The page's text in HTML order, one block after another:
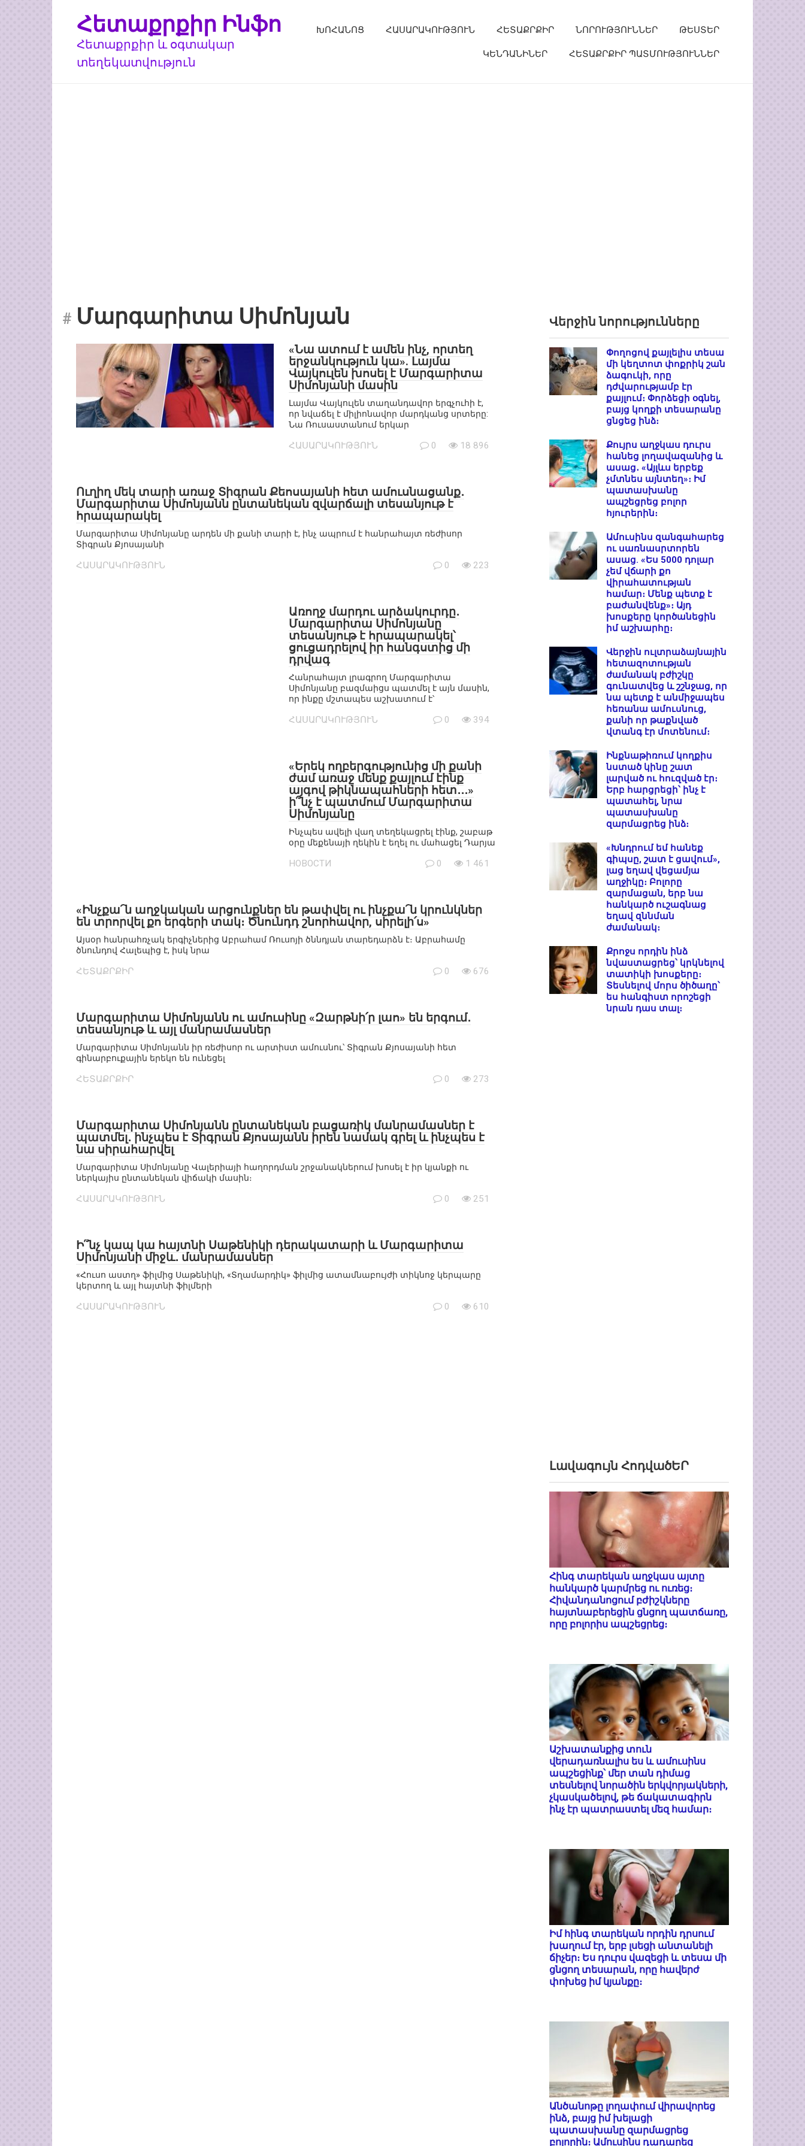
Հետաքրքիր Ինֆո
Հետաքրքիր և օգտակար
տեղեկատվություն
ԽՈՀԱՆՈՑ ՀԱՍԱՐԱԿՈՒԹՅՈՒՆ ՀԵՏԱՔՐՔԻՐ ՆՈՐՈՒԹՅՈՒՆՆԵՐ ԹԵՍՏԵՐ
ԿԵՆԴԱՆԻՆԵՐ ՀԵՏԱՔՐՔԻՐ ՊԱՏՄՈՒԹՅՈՒՆՆԵՐ
Մարգարիտա Սիմոնյան
«Նա ատում է ամեն ինչ, որտեղ
երջանկություն կա». Լայմա
Վայկուլեն խոսել է Մարգարիտա
Սիմոնյանի մասին
Լայմա Վայկուլեն տաղանդավոր երգչուհի է,
որ նվաճել է միլիոնավոր մարդկանց սրտերը:
Նա Ռուսաստանում երկար
ՀԱՍԱՐԱԿՈՒԹՅՈՒՆ 0 18 896
Ուղիղ մեկ տարի առաջ Տիգրան Քեոսայանի հետ ամուսնացանք․
Մարգարիտա Սիմոնյանն ընտանեկան զվարճալի տեսանյութ է
հրապարակել
Մարգարիտա Սիմոնյանը արդեն մի քանի տարի է, ինչ ապրում է հանրահայտ ռեժիսոր
Տիգրան Քյոսայանի
ՀԱՍԱՐԱԿՈՒԹՅՈՒՆ 0 223
Առողջ մարդու արձակուրդը․
Մարգարիտա Սիմոնյանը
տեսանյութ է հրապարակել՝
ցուցադրելով իր հանգստից մի
դրվագ
Հանրահայտ լրագրող Մարգարիտա
Սիմոնյանը բազմաիցս պատմել է այն մասին,
որ ինքը մշտապես աշխատում է՝
ՀԱՍԱՐԱԿՈՒԹՅՈՒՆ 0 394
«Երեկ ողբերգությունից մի քանի
ժամ առաջ մենք քայլում էինք
այգով թիկնապահների հետ․․․»
ի՞նչ է պատմում Մարգարիտա
Սիմոնյանը
Ինչպես ավելի վաղ տեղեկացրել էինք, շաբաթ
օրը մեքենայի ղեկին է եղել ու մահացել Դարյա
НОВОСТИ 0 1 461
«Ինչքա՜ն աղջկական արցունքներ են թափվել ու ինչքա՜ն կրունկներ
են տրորվել քո երգերի տակ։ Ծնունդդ շնորհավոր, սիրելի՛ս»
Այսօր հանրահռչակ երգիչներից Աբրահամ Ռուսոյի ծննդյան տարեդարձն է։ Աբրահամը
ծնունդով Հալեպից է, իսկ նրա
ՀԵՏԱՔՐՔԻՐ 0 676
Մարգարիտա Սիմոնյանն ու ամուսինը «Զարթնի՛ր լաո» են երգում․
տեսանյութ և այլ մանրամասներ
Մարգարիտա Սիմոնյանն իր ռեժիսոր ու արտիստ ամուսնու՝ Տիգրան Քյոսայանի հետ
գինարբուքային երեկո են ունեցել
ՀԵՏԱՔՐՔԻՐ 0 273
Մարգարիտա Սիմոնյանն ընտանեկան բացառիկ մանրամասներ է
պատմել․ ինչպես է Տիգրան Քյոսայանն իրեն նամակ գրել և ինչպես է
նա սիրահարվել
Մարգարիտա Սիմոնյանը Վալերիայի հաղորդման շրջանակներում խոսել է իր կյանքի ու
ներկայիս ընտանեկան վիճակի մասին։
ՀԱՍԱՐԱԿՈՒԹՅՈՒՆ 0 251
Ի՞նչ կապ կա հայտնի Սաթենիկի դերակատարի և Մարգարիտա
Սիմոնյանի միջև․ մանրամասներ
«Հուսո աստղ» ֆիլմից Սաթենիկի, «Տղամարդիկ» ֆիլմից ատամնաբույժի տիկնոջ կերպարը
կերտող և այլ հայտնի ֆիլմերի
ՀԱՍԱՐԱԿՈՒԹՅՈՒՆ 0 610
Վերջին նորությունները
Փողոցով քայլելիս տեսա
մի կեղտոտ փոքրիկ շան
ձագուկի, որը
դժվարությամբ էր
քայլում։ Փորձեցի օգնել,
բայց կողքի տեսարանը
ցնցեց ինձ։
Քույրս աղջկաս դուրս
հանեց լողավազանից և
ասաց․ «Այլևս երբեք
չմտնես այնտեղ»։ Իմ
պատասխանը
ապշեցրեց բոլոր
հյուրերին։
Ամուսինս զանգահարեց
ու սառնասրտորեն
ասաց. «Ես 5000 դոլար
չեմ վճարի քո
վիրահատության
համար։ Մենք պետք է
բաժանվենք»։ Այդ
խոսքերը կործանեցին
իմ աշխարհը։
Վերջին ուլտրաձայնային
հետազոտության
ժամանակ բժիշկը
գունատվեց և շշնջաց, որ
նա պետք է անմիջապես
հեռանա ամուսնուց,
քանի որ թաքնված
վտանգ էր մոտենում։
Ինքնաթիռում կողքիս
նստած կինը շատ
լարված ու հուզված էր։
Երբ հարցրեցի՝ ինչ է
պատահել, նրա
պատասխանը
զարմացրեց ինձ։
«Խնդրում եմ հանեք
գիպսը, շատ է ցավում»,
լաց եղավ վեցամյա
աղջիկը։ Բոլորը
զարմացան, երբ նա
հանկարծ ուշագնաց
եղավ զննման
ժամանակ։
Քրոջս որդին ինձ
նվաստացրեց՝ կրկնելով
տատիկի խոսքերը։
Տեսնելով մորս ծիծաղը՝
ես հանգիստ որոշեցի
նրան դաս տալ։
Լավագույն ՀոդվածԵՐ
Հինգ տարեկան աղջկաս այտը
հանկարծ կարմրեց ու ուռեց։
Հիվանդանոցում բժիշկները
հայտնաբերեցին ցնցող պատճառը,
որը բոլորիս ապշեցրեց։
Աշխատանքից տուն
վերադառնալիս ես և ամուսինս
ապշեցինք՝ մեր տան դիմաց
տեսնելով նորածին երկվորյակների,
չկասկածելով, թե ճակատագիրն
ինչ էր պատրաստել մեզ համար։
Իմ հինգ տարեկան որդին դրսում
խաղում էր, երբ լսեցի անտանելի
ճիչեր։ Ես դուրս վազեցի և տեսա մի
ցնցող տեսարան, որը հավերժ
փոխեց իմ կյանքը։
Անծանոթը լողափում վիրավորեց
ինձ, բայց իմ խելացի
պատասխանը զարմացրեց
բոլորին։ Ամուսինս դադարեց